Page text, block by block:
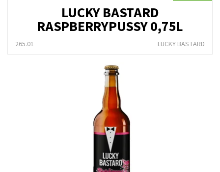
LUCKY BASTARD
RASPBERRYPUSSY 0,75L
265.01 LUCKY BASTARD